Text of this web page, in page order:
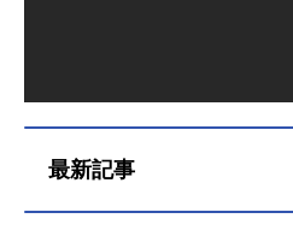
最新記事